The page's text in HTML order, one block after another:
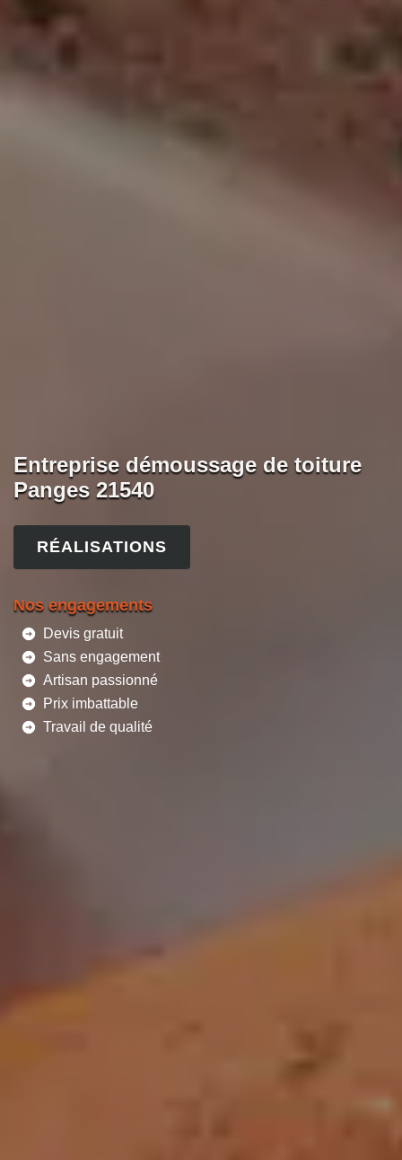
Entreprise démoussage de toiture
Panges 21540
RÉALISATIONS
Nos engagements
Devis gratuit
Sans engagement
Artisan passionné
Prix imbattable
Travail de qualité